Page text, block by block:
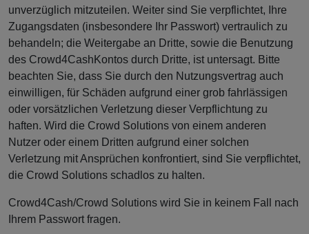
unverzüglich mitzuteilen. Weiter sind Sie verpflichtet, Ihre
Zugangsdaten (insbesondere Ihr Passwort) vertraulich zu
behandeln; die Weitergabe an Dritte, sowie die Benutzung
des Crowd4CashKontos durch Dritte, ist untersagt. Bitte
beachten Sie, dass Sie durch den Nutzungsvertrag auch
einwilligen, für Schäden aufgrund einer grob fahrlässigen
oder vorsätzlichen Verletzung dieser Verpflichtung zu
haften. Wird die Crowd Solutions von einem anderen
Nutzer oder einem Dritten aufgrund einer solchen
Verletzung mit Ansprüchen konfrontiert, sind Sie verpflichtet,
die Crowd Solutions schadlos zu halten.
Crowd4Cash/Crowd Solutions wird Sie in keinem Fall nach
Ihrem Passwort fragen.